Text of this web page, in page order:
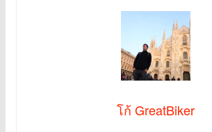
โก้ GreatBiker